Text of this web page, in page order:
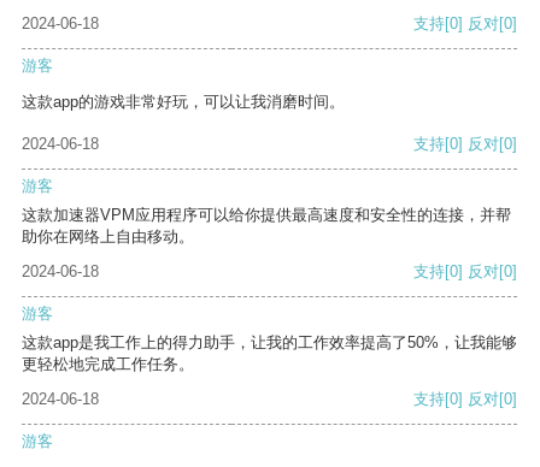
2024-06-18
支持[0] 反对[0]
游客
这款app的游戏非常好玩，可以让我消磨时间。
2024-06-18 支持[0] 反对[0]
游客
这款加速器VPM应用程序可以给你提供最高速度和安全性的连接，并帮
助你在网络上自由移动。
2024-06-18
支持[0] 反对[0]
游客
这款app是我工作上的得力助手，让我的工作效率提高了50%，让我能够
更轻松地完成工作任务。
2024-06-18
支持[0] 反对[0]
游客